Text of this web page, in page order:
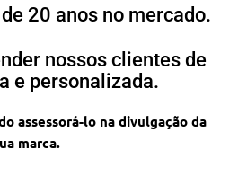
20 anos no mercado.
nossos clientes de
e personalizada.
assessorá-lo na divulgação da
marca.